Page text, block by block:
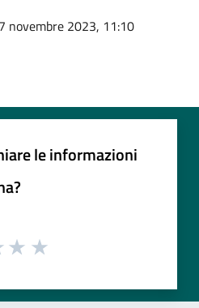
novembre 2023, 11:10
le informazioni